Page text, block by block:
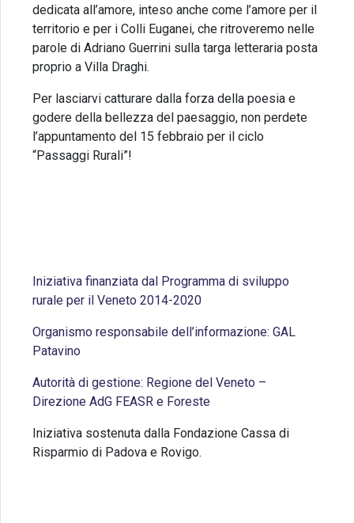
dedicata all’amore, inteso anche come l’amore per il
territorio e per i Colli Euganei, che ritroveremo nelle
parole di Adriano Guerrini sulla targa letteraria posta
proprio a Villa Draghi.
Per lasciarvi catturare dalla forza della poesia e
godere della bellezza del paesaggio, non perdete
l’appuntamento del 15 febbraio per il ciclo
“Passaggi Rurali”!
Iniziativa finanziata dal Programma di sviluppo
rurale per il Veneto 2014-2020
Organismo responsabile dell’informazione: GAL
Patavino
Autorità di gestione: Regione del Veneto –
Direzione AdG FEASR e Foreste
Iniziativa sostenuta dalla Fondazione Cassa di
Risparmio di Padova e Rovigo.